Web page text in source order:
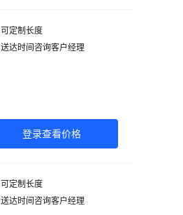
可定制长度
送达时间咨询客户经理
登录查看价格
可定制长度
送达时间咨询客户经理